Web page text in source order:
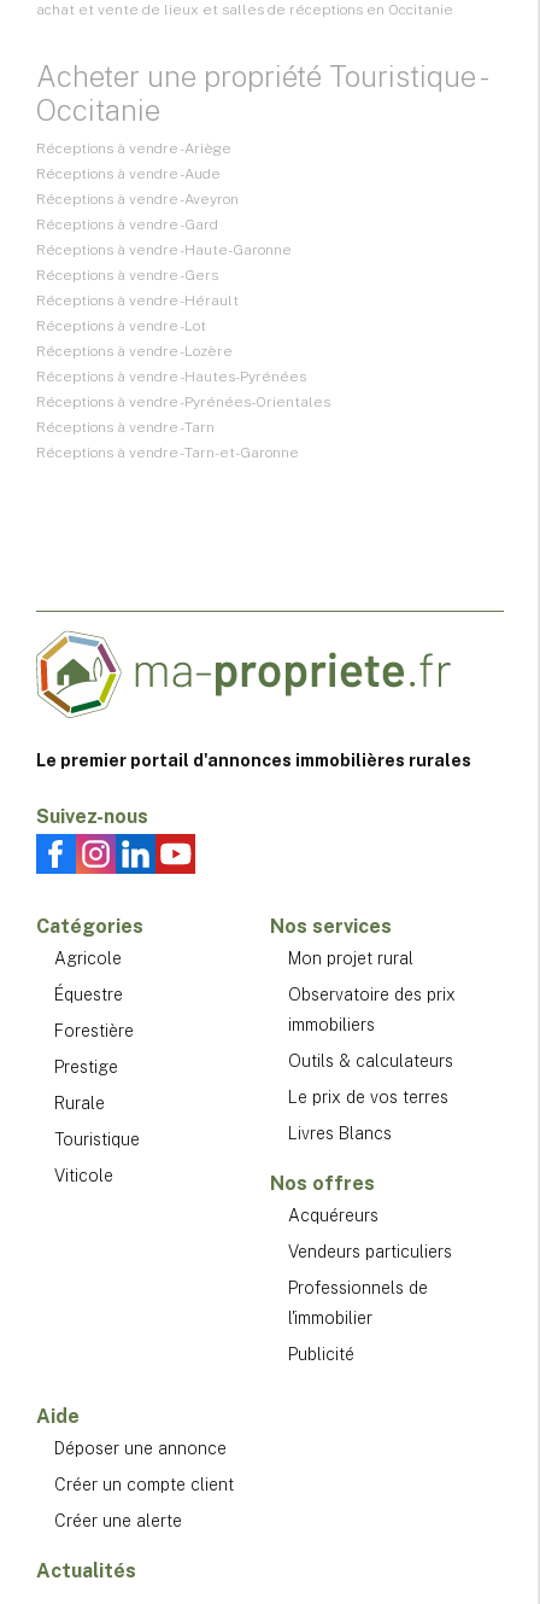
achat et vente de lieux et salles de réceptions en Occitanie
Acheter une propriété Touristique -
Occitanie
Réceptions à vendre - Ariège
Réceptions à vendre - Aude
Réceptions à vendre - Aveyron
Réceptions à vendre - Gard
Réceptions à vendre - Haute-Garonne
Réceptions à vendre - Gers
Réceptions à vendre - Hérault
Réceptions à vendre - Lot
Réceptions à vendre - Lozère
Réceptions à vendre - Hautes-Pyrénées
Réceptions à vendre - Pyrénées-Orientales
Réceptions à vendre - Tarn
Réceptions à vendre - Tarn-et-Garonne
Le premier portail d'annonces immobilières rurales
Suivez-nous
Catégories
Agricole
Équestre
Forestière
Prestige
Rurale
Touristique
Viticole
Nos services
Mon projet rural
Observatoire des prix
immobiliers
Outils & calculateurs
Le prix de vos terres
Livres Blancs
Nos offres
Acquéreurs
Vendeurs particuliers
Professionnels de
l'immobilier
Publicité
Aide
Déposer une annonce
Créer un compte client
Créer une alerte
Actualités